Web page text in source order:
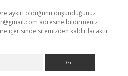
aykırı olduğunu düşündüğünüz
adresine bildirmeniz
içerisinde sitemizden kaldırılacaktır.